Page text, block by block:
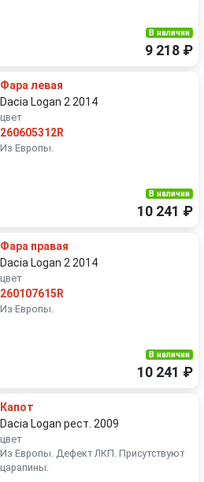
В наличии
9 218 ₽
Фара левая
Dacia Logan 2 2014
цвет
260605312R
Из Европы.
В наличии
10 241 ₽
Фара правая
Dacia Logan 2 2014
цвет
260107615R
Из Европы.
В наличии
10 241 ₽
Капот
Dacia Logan рест. 2009
цвет
Из Европы. Дефект ЛКП. Присутствуют
царапины.